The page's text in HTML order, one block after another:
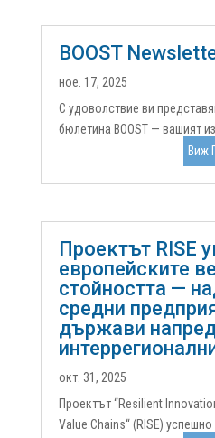
BOOST
ное. 17, 2025
С удоволствие ви
бюлетина BOOST — вашият
информация за това как се
областта на научните
Виж
Проектът RISE
европейските
стойността —
средни
държави
окт. 31, 2025
Проектът “Resilient
Value Chains“ (RISE)